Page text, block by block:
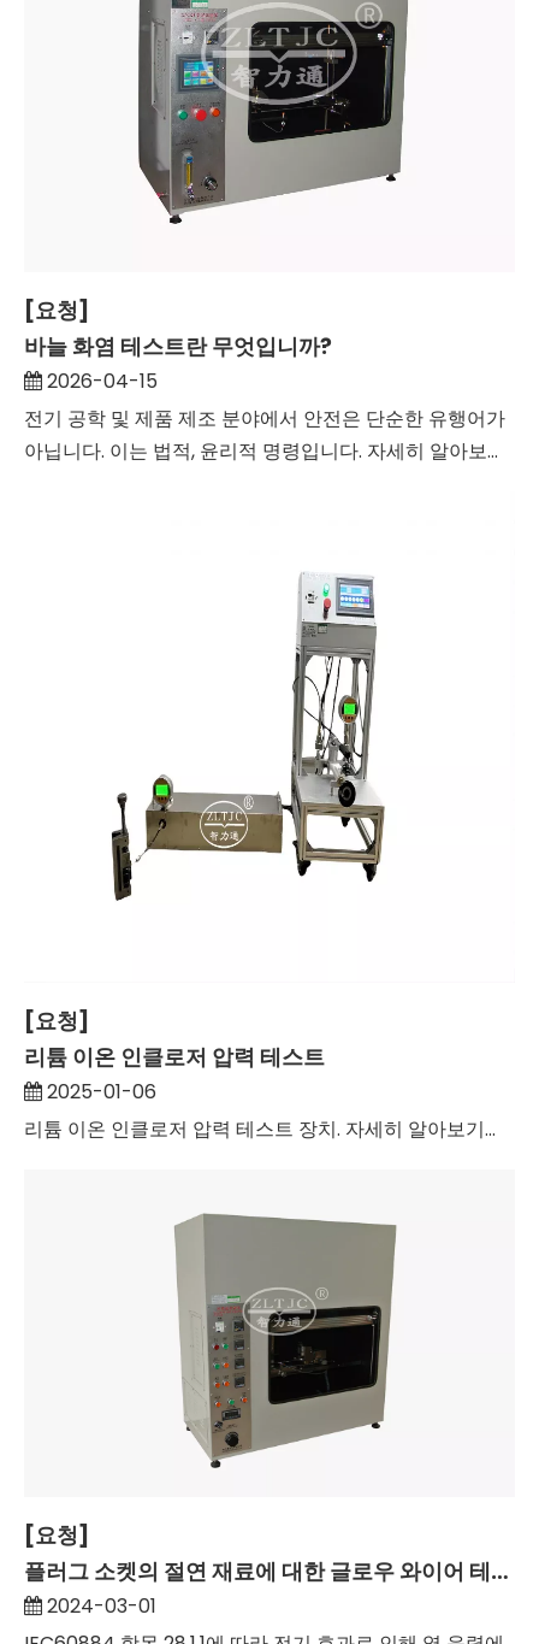
[요청]
바늘 화염 테스트란 무엇입니까?
2026-04-15
전기 공학 및 제품 제조 분야에서 안전은 단순한 유행어가
아닙니다. 이는 법적, 윤리적 명령입니다. 자세히 알아보...
[요청]
리튬 이온 인클로저 압력 테스트
2025-01-06
리튬 이온 인클로저 압력 테스트 장치. 자세히 알아보기...
[요청]
플러그 소켓의 절연 재료에 대한 글로우 와이어 테스트의 테스트 온도는 얼마입니까?
2024-03-01